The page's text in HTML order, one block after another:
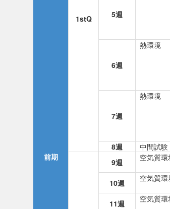
前期
1stQ 5週
6週
熱環境
7週
熱環境
8週
中間試験
9週 空気質環
10週
空気質環
11週
空気質環